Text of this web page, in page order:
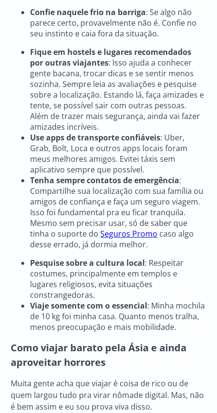
Confie naquele frio na barriga: Se algo não
parece certo, provavelmente não é. Confie no
seu instinto e caia fora da situação.
Fique em hostels e lugares recomendados
por outras viajantes: Isso ajuda a conhecer
gente bacana, trocar dicas e se sentir menos
sozinha. Sempre leia as avaliações e pesquise
sobre a localização. Estando lá, faça amizades e
tente, se possível sair com outras pessoas.
Além de trazer mais segurança, ainda vai fazer
amizades incríveis.
Use apps de transporte confiáveis: Uber,
Grab, Bolt, Loca e outros apps locais foram
meus melhores amigos. Evitei táxis sem
aplicativo sempre que possível.
Tenha sempre contatos de emergência:
Compartilhe sua localização com sua família ou
amigos de confiança e faça um seguro viagem.
Isso foi fundamental pra eu ficar tranquila.
Mesmo sem precisar usar, só de saber que
tinha o suporte doSeguros Promo caso algo
desse errado, já dormia melhor.
Pesquise sobre a cultura local: Respeitar
costumes, principalmente em templos e
lugares religiosos, evita situações
constrangedoras.
Viaje somente com o essencial: Minha mochila
de 10 kg foi minha casa. Quanto menos tralha,
menos preocupação e mais mobilidade.
Como viajar barato pela Ásia e ainda
aproveitar horrores
Muita gente acha que viajar é coisa de rico ou de
quem largou tudo pra virar nômade digital. Mas, não
é bem assim e eu sou prova viva disso.